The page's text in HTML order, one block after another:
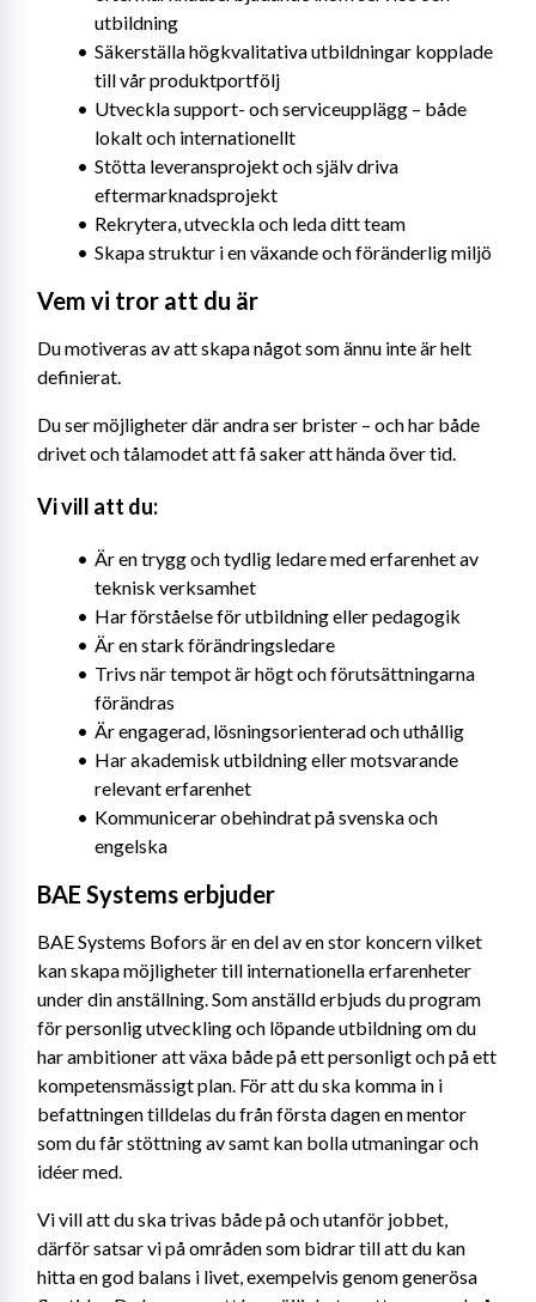
utbildning
Säkerställa högkvalitativa utbildningar kopplade
till vår produktportfölj
Utveckla support- och serviceupplägg – både
lokalt och internationellt
Stötta leveransprojekt och själv driva
eftermarknadsprojekt
Rekrytera, utveckla och leda ditt team
Skapa struktur i en växande och föränderlig miljö
Vem vi tror att du är
Du motiveras av att skapa något som ännu inte är helt
definierat.
Du ser möjligheter där andra ser brister – och har både
drivet och tålamodet att få saker att hända över tid.
Vi vill att du:
Är en trygg och tydlig ledare med erfarenhet av
teknisk verksamhet
Har förståelse för utbildning eller pedagogik
Är en stark förändringsledare
Trivs när tempot är högt och förutsättningarna
förändras
Är engagerad, lösningsorienterad och uthållig
Har akademisk utbildning eller motsvarande
relevant erfarenhet
Kommunicerar obehindrat på svenska och
engelska
BAE Systems erbjuder
BAE Systems Bofors är en del av en stor koncern vilket
kan skapa möjligheter till internationella erfarenheter
under din anställning. Som anställd erbjuds du program
för personlig utveckling och löpande utbildning om du
har ambitioner att växa både på ett personligt och på ett
kompetensmässigt plan. För att du ska komma in i
befattningen tilldelas du från första dagen en mentor
som du får stöttning av samt kan bolla utmaningar och
idéer med.
Vi vill att du ska trivas både på och utanför jobbet,
därför satsar vi på områden som bidrar till att du kan
hitta en god balans i livet, exempelvis genom generösa